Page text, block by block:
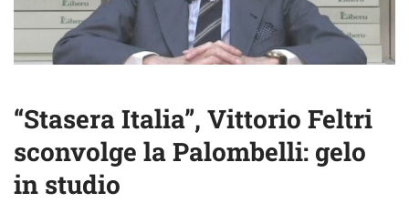
“Stasera Italia”, Vittorio Feltri
sconvolge la Palombelli: gelo
in studio